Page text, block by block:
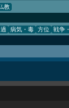
教
病気・毒 方位 戦争